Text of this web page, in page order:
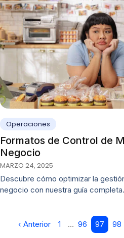
Operaciones
Formatos de Control de
Negocio
MARZO 24, 2025
Descubre cómo optimizar la
negocio con nuestra guía
‹ Anterior 1 … 96 97 98